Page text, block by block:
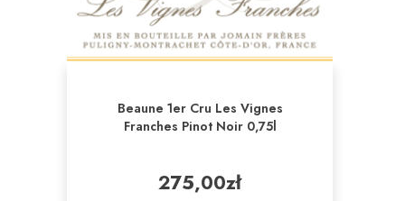
Beaune 1er Cru Les Vignes
Franches Pinot Noir 0,75l
275,00zł